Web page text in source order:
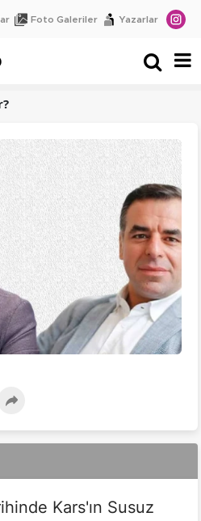
Foto Galeriler Yazarlar
Kars'ın Susuz